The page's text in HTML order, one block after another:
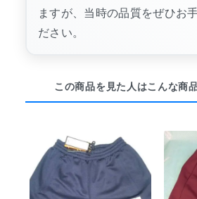
ますが、当時の品質をぜひお
ださい。
この商品を見た人はこんな商